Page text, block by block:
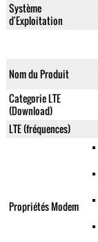
Système
d'Exploitation
Nom du Produit
Categorie LTE
(Download)
LTE (fréquences)
Propriétés Modem